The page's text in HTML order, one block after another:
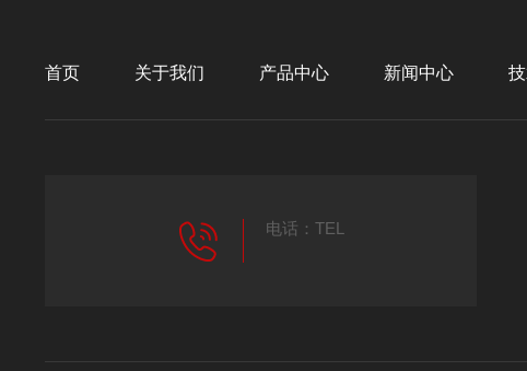
首页 关于我们 产品中心 新闻中心
电话：TEL